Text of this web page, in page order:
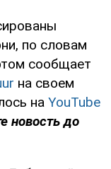
по словам
сообщает
на своем
на YouTube
новость до